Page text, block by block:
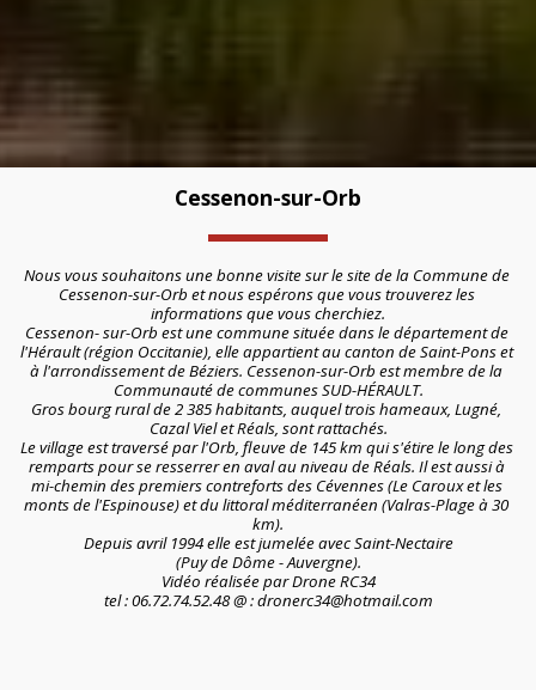
Cessenon-sur-Orb
Nous vous souhaitons une bonne visite sur le site de la Commune de
Cessenon-sur-Orb et nous espérons que vous trouverez les
informations que vous cherchiez.
Cessenon- sur-Orb est une commune située dans le département de
l'Hérault (région Occitanie), elle appartient au canton de Saint-Pons et
à l'arrondissement de Béziers. Cessenon-sur-Orb est membre de la
Communauté de communes SUD-HÉRAULT.
Gros bourg rural de 2 385 habitants, auquel trois hameaux, Lugné,
Cazal Viel et Réals, sont rattachés.
Le village est traversé par l'Orb, fleuve de 145 km qui s'étire le long des
remparts pour se resserrer en aval au niveau de Réals. Il est aussi à
mi-chemin des premiers contreforts des Cévennes (Le Caroux et les
monts de l'Espinouse) et du littoral méditerranéen (Valras-Plage à 30
km).
Depuis avril 1994 elle est jumelée avec Saint-Nectaire
(Puy de Dôme - Auvergne).
Vidéo réalisée par Drone RC34
tel : 06.72.74.52.48 @ : dronerc34@hotmail.com